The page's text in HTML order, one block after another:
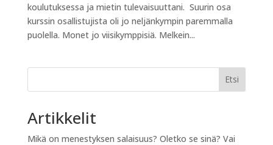
koulutuksessa ja mietin tulevaisuuttani. Suurin osa
kurssin osallistujista oli jo neljänkympin paremmalla
puolella. Monet jo viisikymppisiä. Melkein...
Etsi
Artikkelit
Mikä on menestyksen salaisuus? Oletko se sinä? Vai